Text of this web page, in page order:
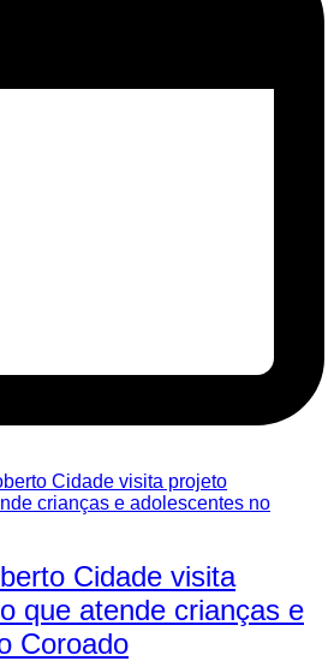
Cidade visita
que atende crianças e
Coroado